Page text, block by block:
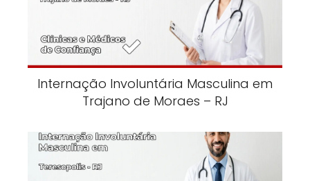
Internação Involuntária Masculina em
Trajano de Moraes – RJ